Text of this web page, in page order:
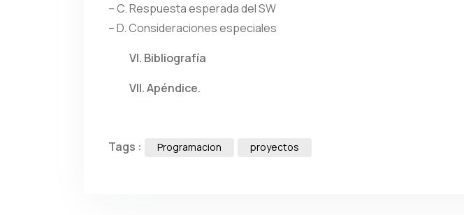
– C. Respuesta esperada del SW
– D. Consideraciones especiales
VI. Bibliografía
VII. Apéndice.
Tags : Programacion proyectos